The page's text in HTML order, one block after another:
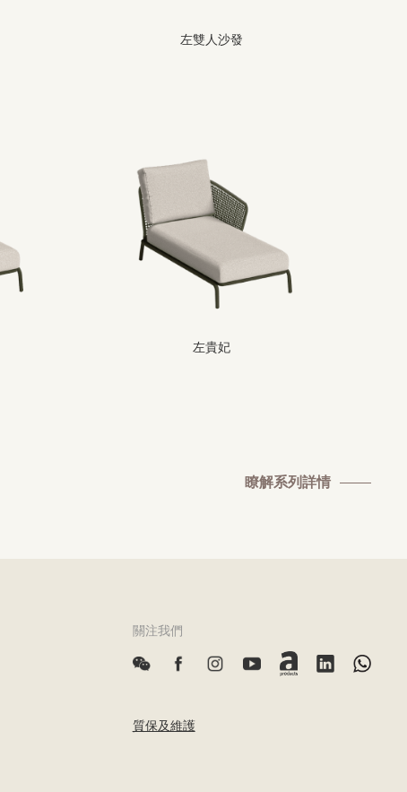
左雙人沙發
左貴妃
瞭解系列詳情
關注我們
質保及維護